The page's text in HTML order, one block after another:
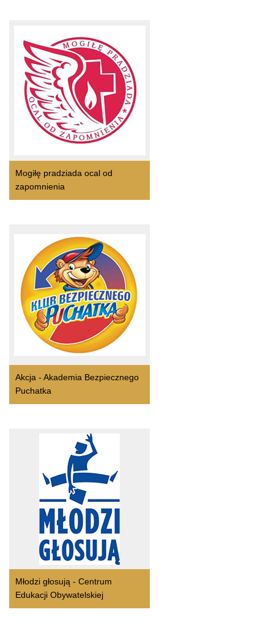
Mogiłę pradziada ocal od
zapomnienia
Akcja - Akademia Bezpiecznego
Puchatka
Młodzi głosują - Centrum
Edukacji Obywatelskiej